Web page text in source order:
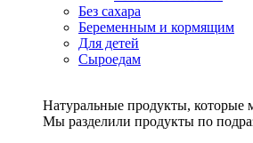
Без сахара
Беременным и кормящим
Для детей
Сыроедам
Натуральные продукты, которые
Мы разделили продукты по